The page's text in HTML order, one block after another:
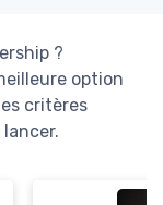
?
option
critères